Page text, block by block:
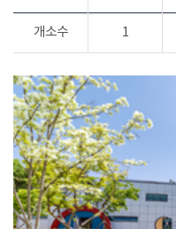
개소수 1